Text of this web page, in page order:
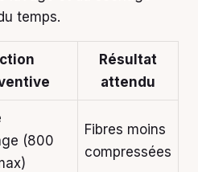
temps.
Résultat
attendu
(800
Fibres moins
compressées